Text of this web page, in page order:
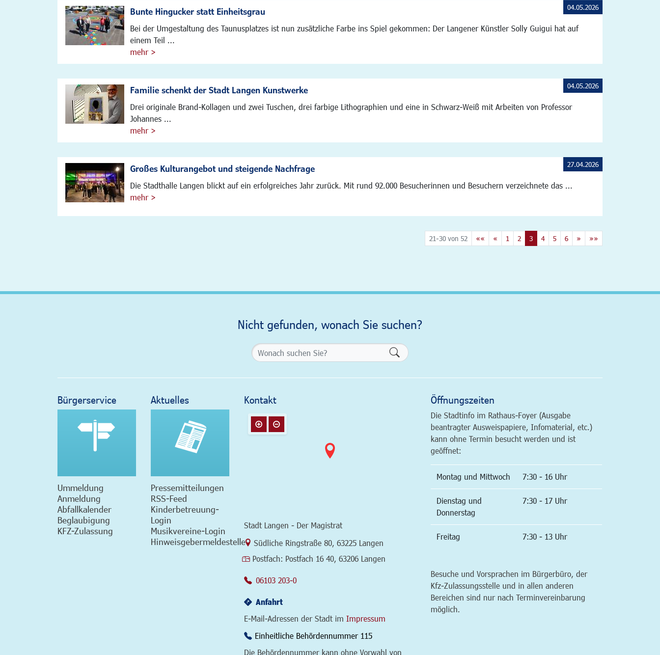
Bunte Hingucker statt Einheitsgrau
Bei der Umgestaltung des Taunusplatzes ist nun zusätzliche Farbe ins Spiel gekommen: Der Langener Künstler Solly Guigui hat auf
einem Teil ...
mehr >
04.05.2026
Familie schenkt der Stadt Langen Kunstwerke
Drei originale Brand-Kollagen und zwei Tuschen, drei farbige Lithographien und eine in Schwarz-Weiß mit Arbeiten von Professor
Johannes ...
mehr >
04.05.2026
Großes Kulturangebot und steigende Nachfrage
Die Stadthalle Langen blickt auf ein erfolgreiches Jahr zurück. Mit rund 92.000 Besucherinnen und Besuchern verzeichnete das ...
mehr >
27.04.2026
21-30 von 52 «« « 1 2 3 4 5 6 » »»
Nicht gefunden, wonach Sie suchen?
Formularschaltfläche
Bürgerservice
Ummeldung
Anmeldung
Abfallkalender
Beglaubigung
KFZ-Zulassung
Aktuelles
Pressemitteilungen
RSS-Feed
Kinderbetreuung-
Login
Musikvereine-Login
Hinweisgebermeldestelle
Kontakt
Stadt Langen - Der Magistrat
Link zur Google-Maps Navigation
Südliche Ringstraße 80, 63225 Langen
Postfach: Postfach 16 40, 63206 Langen
06103 203-0
Anfahrt
E-Mail-Adressen der Stadt im Impressum
Einheitliche Behördennummer 115
Die Behördennummer kann ohne Vorwahl von
Öffnungszeiten
Die Stadtinfo im Rathaus-Foyer (Ausgabe
beantragter Ausweispapiere, Infomaterial, etc.)
kann ohne Termin besucht werden und ist
geöffnet:
Montag und Mittwoch 7:30 - 16 Uhr
Dienstag und
Donnerstag
7:30 - 17 Uhr
Freitag 7:30 - 13 Uhr
Besuche und Vorsprachen im Bürgerbüro, der
Kfz-Zulassungsstelle und in allen anderen
Bereichen sind nur nach Terminvereinbarung
möglich.